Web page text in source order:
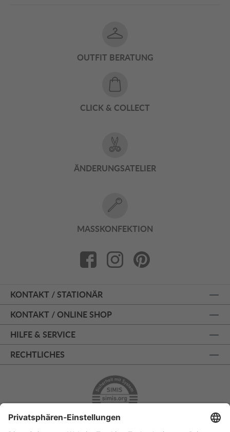
OUTFIT BERATUNG
CLICK & COLLECT
ÄNDERUNGSATELIER
MASSKONFEKTION
KONTAKT / STATIONÄR
KONTAKT / ONLINE SHOP
HILFE & SERVICE
RECHTLICHES